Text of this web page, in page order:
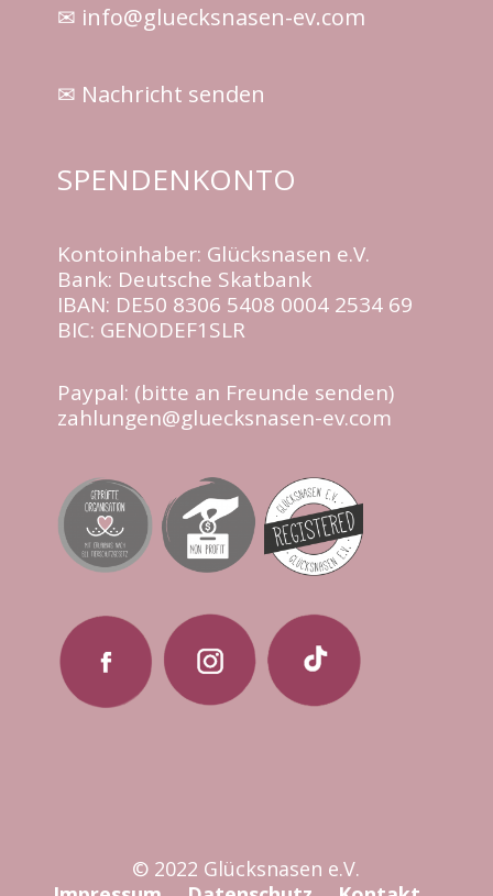
✉ info@gluecksnasen-ev.com
✉ Nachricht senden
SPENDENKONTO
Kontoinhaber: Glücksnasen e.V.
Bank: Deutsche Skatbank
IBAN: DE50 8306 5408 0004 2534 69
BIC: GENODEF1SLR
Paypal: (bitte an Freunde senden)
zahlungen@gluecksnasen-ev.com
© 2022 Glücksnasen e.V.